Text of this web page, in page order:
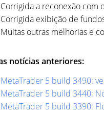
Corrigida a reconexão com
Corrigida exibição de
Muitas outras melhorias e
notícias anteriores:
MetaTrader 5 build 3490:
MetaTrader 5 build 3440:
MetaTrader 5 build 3390: